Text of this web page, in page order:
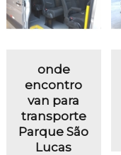
onde
encontro
van para
transporte
Parque São
Lucas